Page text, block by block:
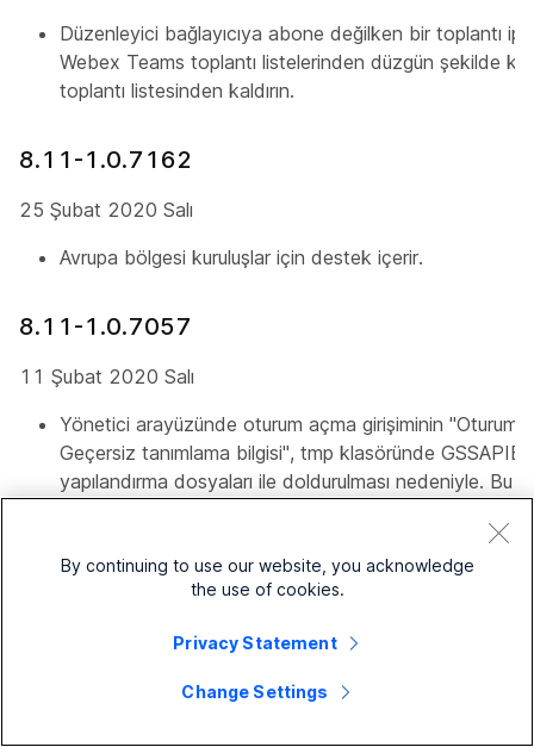
Düzenleyici bağlayıcıya abone değilken bir toplantı
Webex Teams toplantı listelerinden düzgün şekilde
toplantı listesinden kaldırın.
8.11-1.0.7162
25 Şubat 2020 Salı
Avrupa bölgesi kuruluşlar için destek içerir.
8.11-1.0.7057
11 Şubat 2020 Salı
Yönetici arayüzünde oturum açma girişiminin "Oturum
Geçersiz tanımlama bilgisi", tmp klasöründe
yapılandırma dosyaları ile doldurulması nedeniyle. Bu
@meet ve diğer toplantı şablonlarında 2019 ile 2020
8.11-1.0.7046
13 Ocak 2020 Cuma
By continuing to use our website, you acknowledge
the use of cookies.
Privacy Statement
Change Settings